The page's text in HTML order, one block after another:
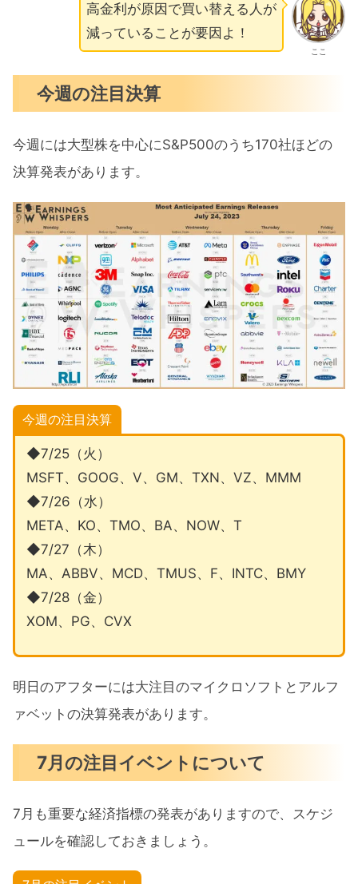
ここ
高金利が原因で買い替える人が
減っていることが要因よ！
今週の注目決算
今週には大型株を中心にS&P500のうち170社ほどの
決算発表があります。
今週の注目決算
◆7/25（火）
MSFT、GOOG、V、GM、TXN、VZ、MMM
◆7/26（水）
META、KO、TMO、BA、NOW、T
◆7/27（木）
MA、ABBV、MCD、TMUS、F、INTC、BMY
◆7/28（金）
XOM、PG、CVX
明日のアフターには大注目のマイクロソフトとアルフ
ァベットの決算発表があります。
7月の注目イベントについて
7月も重要な経済指標の発表がありますので、スケジ
ュールを確認しておきましょう。